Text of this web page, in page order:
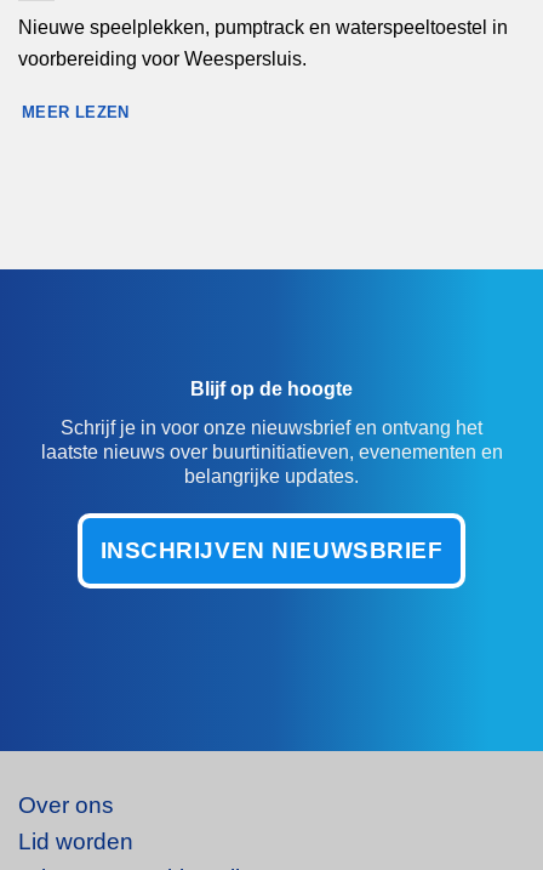
Nieuwe speelplekken, pumptrack en waterspeeltoestel in
voorbereiding voor Weespersluis.
MEER LEZEN
Blijf op de hoogte
Schrijf je in voor onze nieuwsbrief en ontvang het
laatste nieuws over buurtinitiatieven, evenementen en
belangrijke updates.
INSCHRIJVEN NIEUWSBRIEF
Over ons
Lid worden